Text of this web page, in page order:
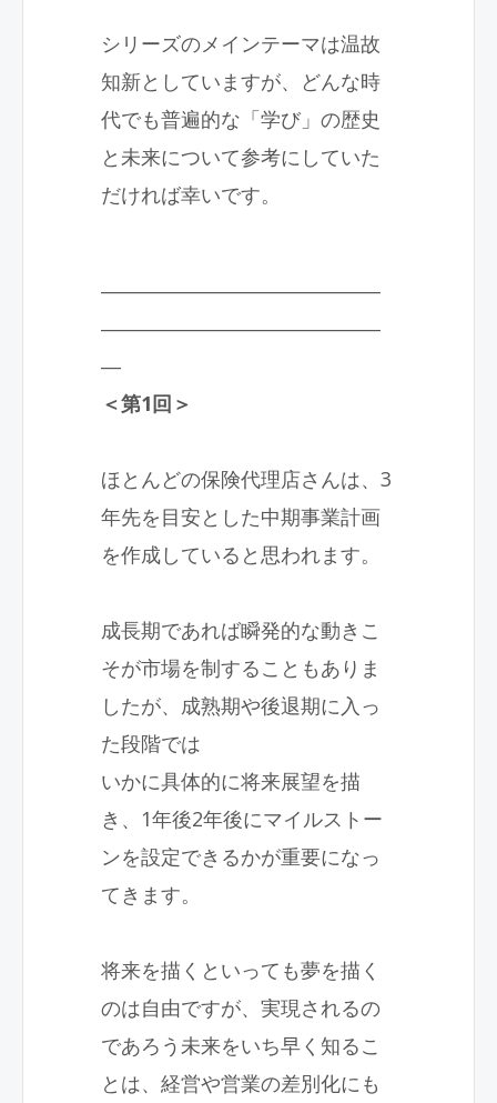
シリーズのメインテーマは温故
知新としていますが、どんな時
代でも普遍的な「学び」の歴史
と未来について参考にしていた
だければ幸いです。
――――――――――――――
――――――――――――――
―
＜第1回＞
ほとんどの保険代理店さんは、3
年先を目安とした中期事業計画
を作成していると思われます。
成長期であれば瞬発的な動きこ
そが市場を制することもありま
したが、成熟期や後退期に入っ
た段階では
いかに具体的に将来展望を描
き、1年後2年後にマイルストー
ンを設定できるかが重要になっ
てきます。
将来を描くといっても夢を描く
のは自由ですが、実現されるの
であろう未来をいち早く知るこ
とは、経営や営業の差別化にも